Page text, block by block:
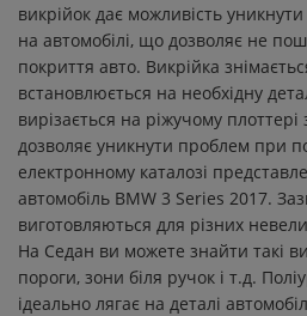
викрійок дає можливість
на автомобілі, що дозволяє не
покриття авто. Викрійка
встановлюється на необхідну
вирізається на ріжучому
дозволяє уникнути проблем при
електронному каталозі
автомобіль BMW 3 Series 2017.
виготовляються для різних
На Седан ви можете знайти такі
пороги, зони біля ручок і т.д.
ідеально лягає на деталі